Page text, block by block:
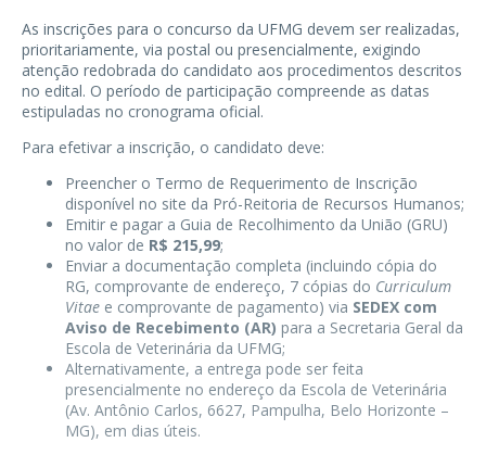
As inscrições para o concurso da UFMG devem ser realizadas,
prioritariamente, via postal ou presencialmente, exigindo
atenção redobrada do candidato aos procedimentos descritos
no edital. O período de participação compreende as datas
estipuladas no cronograma oficial.
Para efetivar a inscrição, o candidato deve:
Preencher o Termo de Requerimento de Inscrição
disponível no site da Pró-Reitoria de Recursos Humanos;
Emitir e pagar a Guia de Recolhimento da União (GRU)
no valor de R$ 215,99;
Enviar a documentação completa (incluindo cópia do
RG, comprovante de endereço, 7 cópias do Curriculum
Vitae e comprovante de pagamento) via SEDEX com
Aviso de Recebimento (AR) para a Secretaria Geral da
Escola de Veterinária da UFMG;
Alternativamente, a entrega pode ser feita
presencialmente no endereço da Escola de Veterinária
(Av. Antônio Carlos, 6627, Pampulha, Belo Horizonte –
MG), em dias úteis.